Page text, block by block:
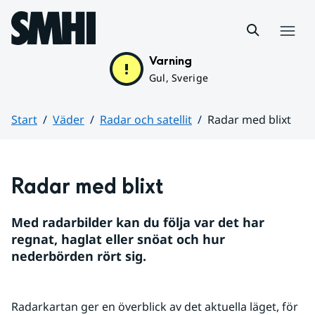
Hoppa till sidans innehåll
Varning
Gul, Sverige
Start Väder Radar och satellit
Radar med blixt
Radar med blixt
Med radarbilder kan du följa var det har
regnat, haglat eller snöat och hur
nederbörden rört sig.
Radarkartan ger en överblick av det aktuella läget, för